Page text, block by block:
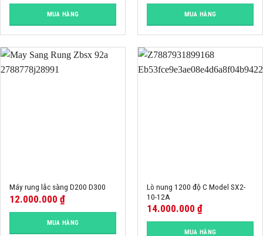
MUA HÀNG MUA HÀNG
Máy rung lắc sàng D200 D300
12.000.000 ₫
MUA HÀNG
Lò nung 1200 độ C Model SX2-
10-12A
14.000.000 ₫
MUA HÀNG